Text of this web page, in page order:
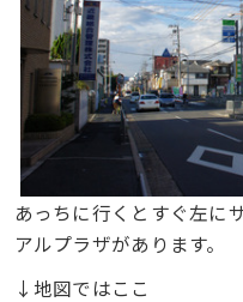
あっちに行くとすぐ左に
アルプラザがあります。
↓地図ではここ